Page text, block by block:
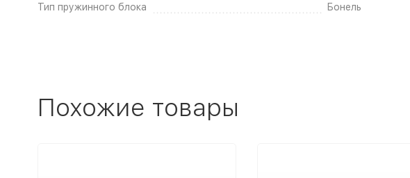
Тип пружинного блока Бонель
Похожие товары